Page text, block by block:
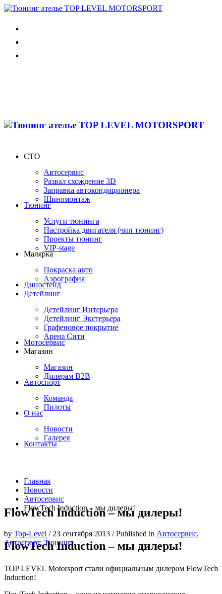
СТО
Автосервис
Развал схождение 3D
Заправка автокондиционера
Шиномонтаж
Тюнинг
Услуги тюнинга
Настройка двигателя (чип тюнинг)
Проекты тюнинг
VIP-stage
Малярка
Покраска авто
Аэрография
Диностенд
Детейлинг
Детейлинг Интерьера
Детейлинг Экстерьера
Графеновое покрытие
Арена Сити
Мотосервис
Магазин
Магазин
Дилерам B2B
Автоспорт
Команда
Пилоты
О нас
Новости
Галерея
Контакты
Главная
Новости
Автосервис
FlowTech Induction – мы дилеры!
FlowTech Induction – мы дилеры!
FlowTech Induction – мы дилеры!
by Top-Level / 23 сентября 2013 /Published in Автосервис,
Автоспорт,Тюнинг
TOP LEVEL Motorsport стали официальным дилером FlowTech
Induction!